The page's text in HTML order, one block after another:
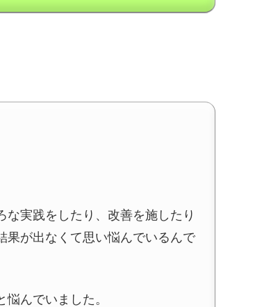
な実践をしたり、改善を施したり
果が出なくて思い悩んでいるんで
んでいました。